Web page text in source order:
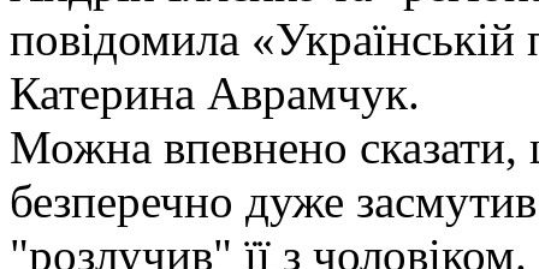
повідомила «Українській
Катерина Аврамчук.
Можна впевнено сказати,
безперечно дуже
"розлучив" її з